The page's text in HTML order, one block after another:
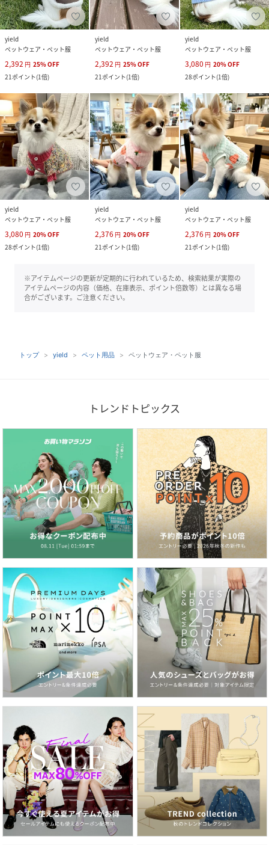
yield
ペットウェア・ペット服
2,392 円 25%OFF
21ポイント(1倍)
yield
ペットウェア・ペット服
2,392 円 25%OFF
21ポイント(1倍)
yield
ペットウェア・ペット服
3,080 円 20%OFF
28ポイント(1倍)
yield
ペットウェア・ペット服
3,080 円 20%OFF
28ポイント(1倍)
yield
ペットウェア・ペット服
2,376 円 20%OFF
21ポイント(1倍)
yield
ペットウェア・ペット服
2,376 円 20%OFF
21ポイント(1倍)
※アイテムページの更新が定期的に行われているため、検索結果が実際の
アイテムページの内容（価格、在庫表示、ポイント倍数等）とは異なる場
合がございます。ご注意ください。
トップ yield ペット用品 ペットウェア・ペット服
トレンドトピックス